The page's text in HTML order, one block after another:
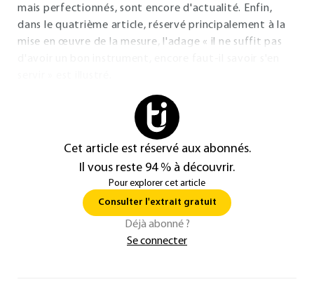
mais perfectionnés, sont encore d'actualité. Enfin,
dans le quatrième article, réservé principalement à la
mise en œuvre de la mesure, l'adage « il ne suffit pas
Cet article est réservé aux abonnés.
Il vous reste 94 % à découvrir.
Pour explorer cet article
Consulter l'extrait gratuit
Déjà abonné ?
Se connecter